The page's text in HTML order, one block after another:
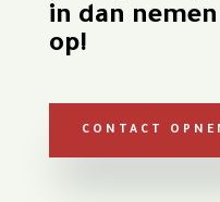
in dan
op!
CONTACT